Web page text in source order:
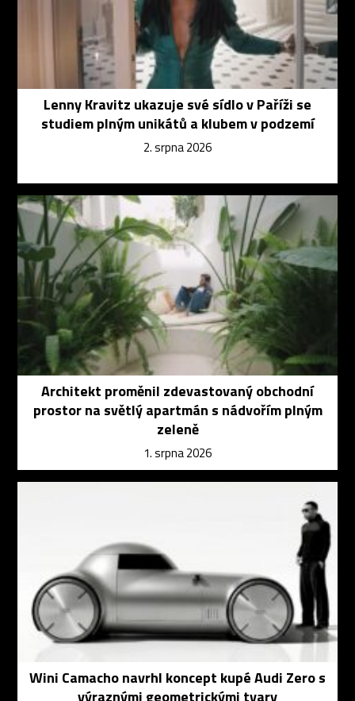
Lenny Kravitz ukazuje své sídlo v Paříži se
studiem plným unikátů a klubem v podzemí
2. srpna 2026
Architekt proměnil zdevastovaný obchodní
prostor na světlý apartmán s nádvořím plným
zeleně
1. srpna 2026
Wini Camacho navrhl koncept kupé Audi Zero s